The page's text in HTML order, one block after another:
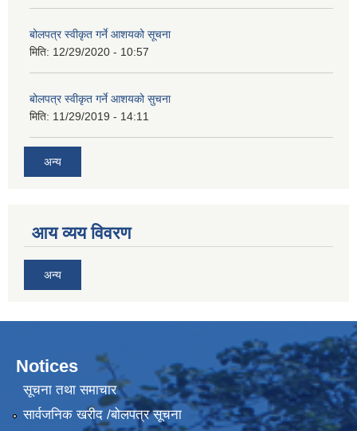
बोलपत्र स्वीकृत गर्ने आशयको सूचना
मिति: 12/29/2020 - 10:57
बोलपत्र स्वीकृत गर्ने आशयको सुचना
मिति: 11/29/2019 - 14:11
अन्य
आय व्यय विवरण
अन्य
Notices
सूचना तथा समाचार
सार्वजनिक खरीद /बोलपत्र सूचना